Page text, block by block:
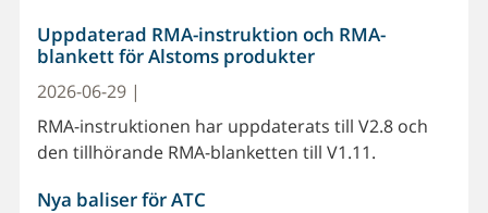
Uppdaterad RMA-instruktion och RMA-
blankett för Alstoms produkter
2026-06-29 |
RMA-instruktionen har uppdaterats till V2.8 och
den tillhörande RMA-blanketten till V1.11.
Nya baliser för ATC